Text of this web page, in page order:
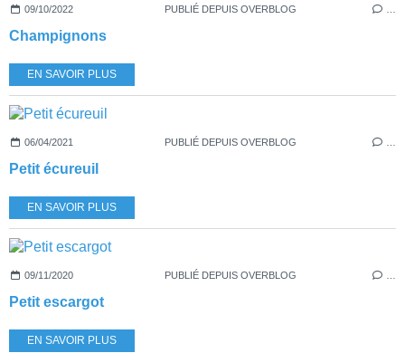
09/10/2022 PUBLIÉ DEPUIS OVERBLOG
Champignons
EN SAVOIR PLUS
06/04/2021 PUBLIÉ DEPUIS OVERBLOG
Petit écureuil
EN SAVOIR PLUS
09/11/2020 PUBLIÉ DEPUIS OVERBLOG
Petit escargot
EN SAVOIR PLUS